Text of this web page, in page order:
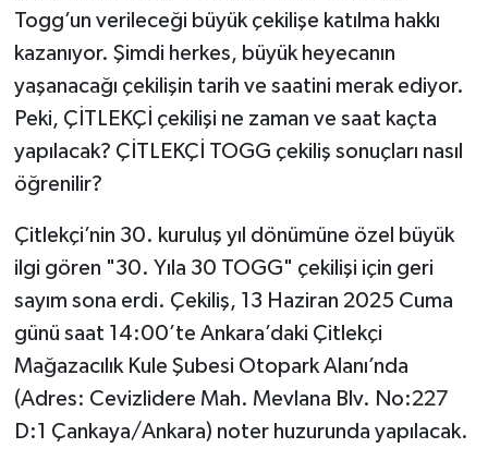
Togg’un verileceği büyük çekilişe katılma hakkı
kazanıyor. Şimdi herkes, büyük heyecanın
yaşanacağı çekilişin tarih ve saatini merak ediyor.
Peki, ÇİTLEKÇİ çekilişi ne zaman ve saat kaçta
yapılacak? ÇİTLEKÇİ TOGG çekiliş sonuçları nasıl
öğrenilir?
Çitlekçi’nin 30. kuruluş yıl dönümüne özel büyük
ilgi gören "30. Yıla 30 TOGG" çekilişi için geri
sayım sona erdi. Çekiliş, 13 Haziran 2025 Cuma
günü saat 14:00’te Ankara’daki Çitlekçi
Mağazacılık Kule Şubesi Otopark Alanı’nda
(Adres: Cevizlidere Mah. Mevlana Blv. No:227
D:1 Çankaya/Ankara) noter huzurunda yapılacak.
Video Haber
Yaşam
Yeme-İçme
Yemek